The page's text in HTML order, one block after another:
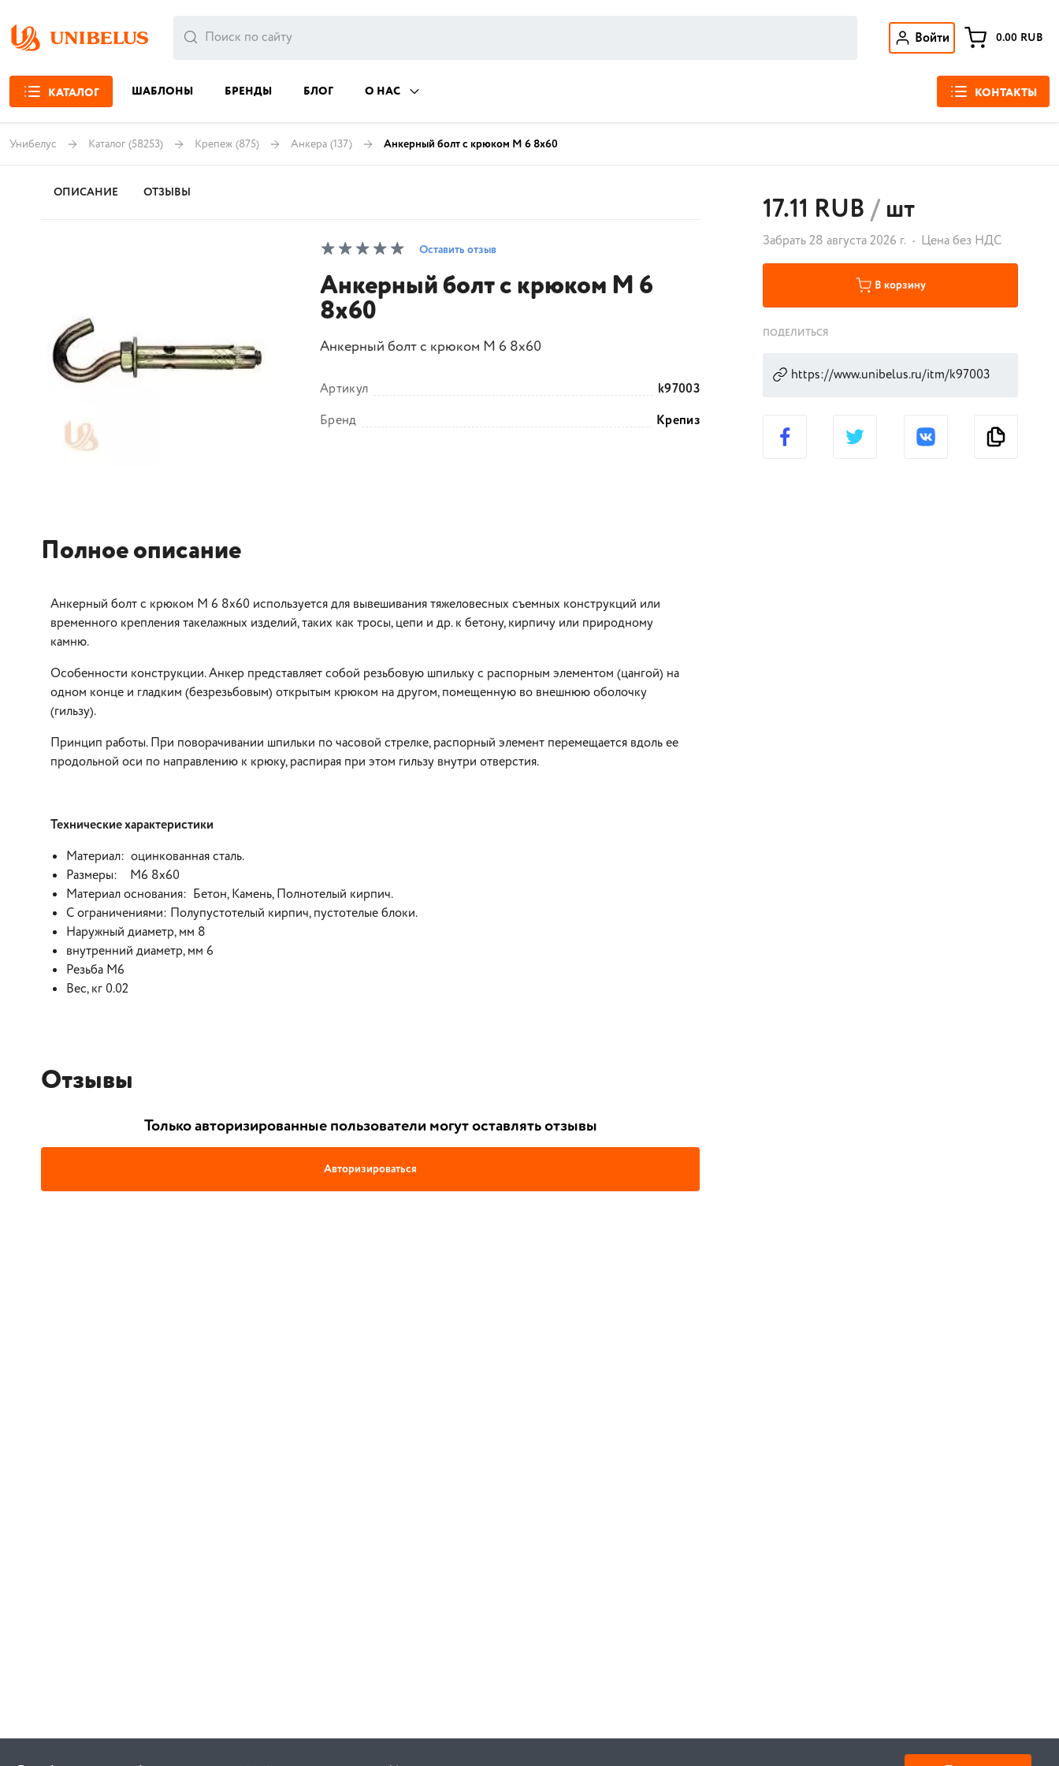
Войти 0.00 RUB
КАТАЛОГ ШАБЛОНЫ БРЕНДЫ БЛОГ О НАС КОНТАКТЫ
Унибелус Каталог (58253) Крепеж (875) Анкера (137) Анкерный болт с крюком M 6 8х60
ОПИСАНИЕ ОТЗЫВЫ
Оставить отзыв
Анкерный болт с крюком M 6
8х60
Анкерный болт с крюком M 6 8х60
Артикул
k97003
Бренд
Крепиз
Полное описание
Анкерный болт с крюком M 6 8х60 используется для вывешивания тяжеловесных съемных конструкций или
временного крепления такелажных изделий, таких как тросы, цепи и др. к бетону, кирпичу или природному
камню.
Особенности конструкции. Анкер представляет собой резьбовую шпильку с распорным элементом (цангой) на
одном конце и гладким (безрезьбовым) открытым крюком на другом, помещенную во внешнюю оболочку
(гильзу).
Принцип работы. При поворачивании шпильки по часовой стрелке, распорный элемент перемещается вдоль ее
продольной оси по направлению к крюку, распирая при этом гильзу внутри отверстия.
Технические характеристики
Материал: оцинкованная сталь.
Размеры: М6 8х60
Материал основания: Бетон, Камень, Полнотелый кирпич.
С ограничениями: Полупустотелый кирпич, пустотелые блоки.
Наружный диаметр, мм 8
внутренний диаметр, мм 6
Резьба М6
Вес, кг 0.02
Отзывы
Только авторизированные пользователи могут оставлять отзывы
Авторизироваться
17.11 RUB/шт
Забрать 28 августа 2026 г. Цена без НДС
В корзину
ПОДЕЛИТЬСЯ